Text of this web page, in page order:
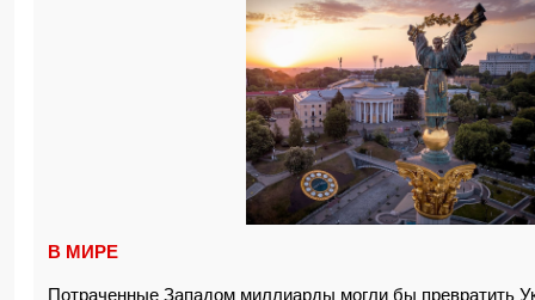
В МИРЕ
Потраченные Западом миллиарды могли бы превратить